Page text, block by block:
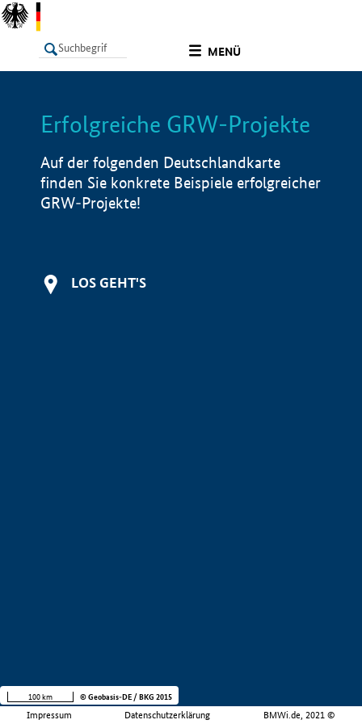
MENÜ
LISTE Info
Erfolgreiche GRW-Projekte
Auf der folgenden Deutschlandkarte
finden Sie konkrete Beispiele erfolgreicher
GRW-Projekte!
LOS GEHT'S
Impressum Datenschutzerklärung BMWi.de, 2021 ©
100 km © Geobasis-DE / BKG 2015